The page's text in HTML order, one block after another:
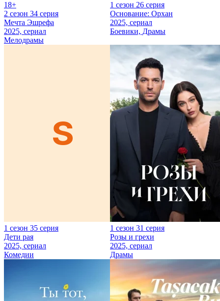
18+
2 сезон 34 серия
Мечта Эшрефа
2025, сериал
Мелодрамы
1 сезон 26 серия
Основание: Орхан
2025, сериал
Боевики, Драмы
1 сезон 35 серия
Дети рая
2025, сериал
Комедии
1 сезон 31 серия
Розы и грехи
2025, сериал
Драмы